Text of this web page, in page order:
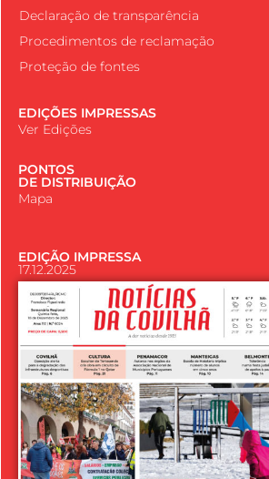
Declaração de transparência
Procedimentos de reclamação
Proteção de fontes
EDIÇÕES IMPRESSAS
Ver Edições
PONTOS
DE DISTRIBUIÇÃO
Mapa
EDIÇÃO IMPRESSA
17.12.2025